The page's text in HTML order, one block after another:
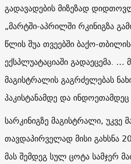
გადავადების მიზეზად
„მარტში-აპრილში რკინიგზა
წლის შუა თვეებში ბაქო-
ექსპლუატაციაში გადაეცემა. …
მაგისტრალის გაგრძელებას
პაკისტანამდე და ინდოეთამდეც
სარკინიგზე მაგისტრალი, უკვე
თავდაპირველად მისი გახსნა
მას შემდეგ სულ ცოტა სამჯერ